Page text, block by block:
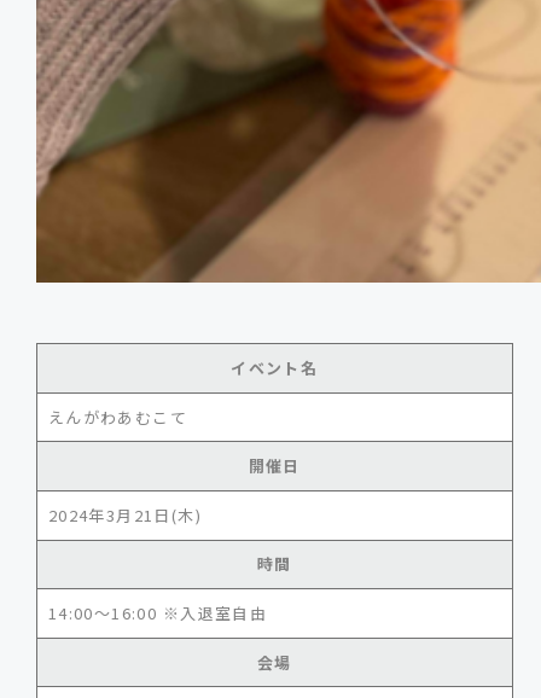
イベント名
えんがわあむこて
開催日
2024年3月21日(木)
時間
14:00～16:00 ※入退室自由
会場